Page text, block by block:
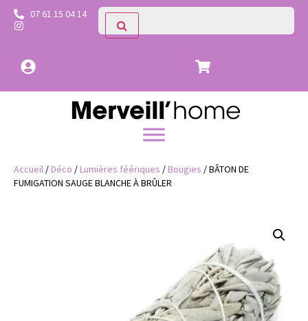
07 61 15 04 14
Accueil /Déco /Lumières féériques /Bougies / BÂTON DE
FUMIGATION SAUGE BLANCHE À BRÛLER